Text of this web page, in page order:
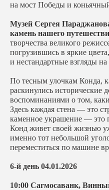
на мост Победы и
Музей Сергея
камень нашего
творчества великого
погрузившись в яркие
и нестандартные взгляды на
По тесным улочкам Конда,
раскинулись исторические
воспоминаниями о том,
Здесь каждая стена — это
каменное украшение — это
Конд живет своей жизнью
именно тот небольшой
переместиться по машине
6-й день 04.01.2026
10:00 Сагмосаванк,